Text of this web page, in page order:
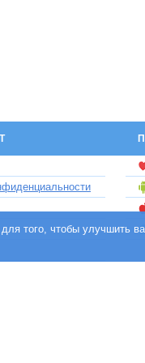
того, чтобы улучшить